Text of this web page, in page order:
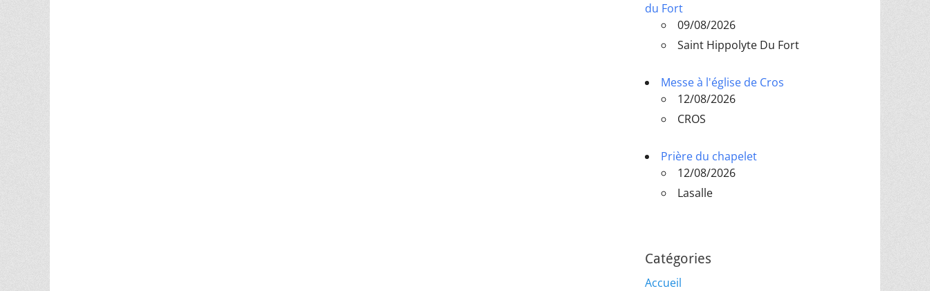
du Fort
09/08/2026
Saint Hippolyte Du Fort
Messe à l'église de Cros
12/08/2026
CROS
Prière du chapelet
12/08/2026
Lasalle
Catégories
Accueil